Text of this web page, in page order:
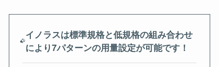
イノラスは標準規格と低規格の組み合わせ
により7パターンの用量設定が可能です！